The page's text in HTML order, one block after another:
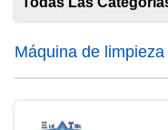
Máquina de